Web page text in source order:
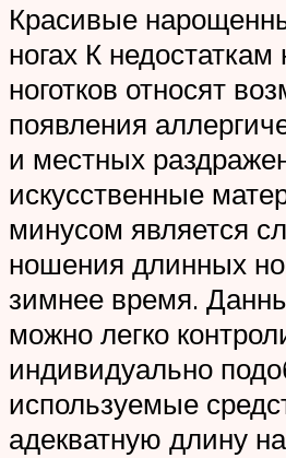
Красивые
ногах К
ноготков относят
появления
и местных
искусственные
минусом является
ношения длинных
зимнее время.
можно легко
индивидуально
используемые
адекватную длину